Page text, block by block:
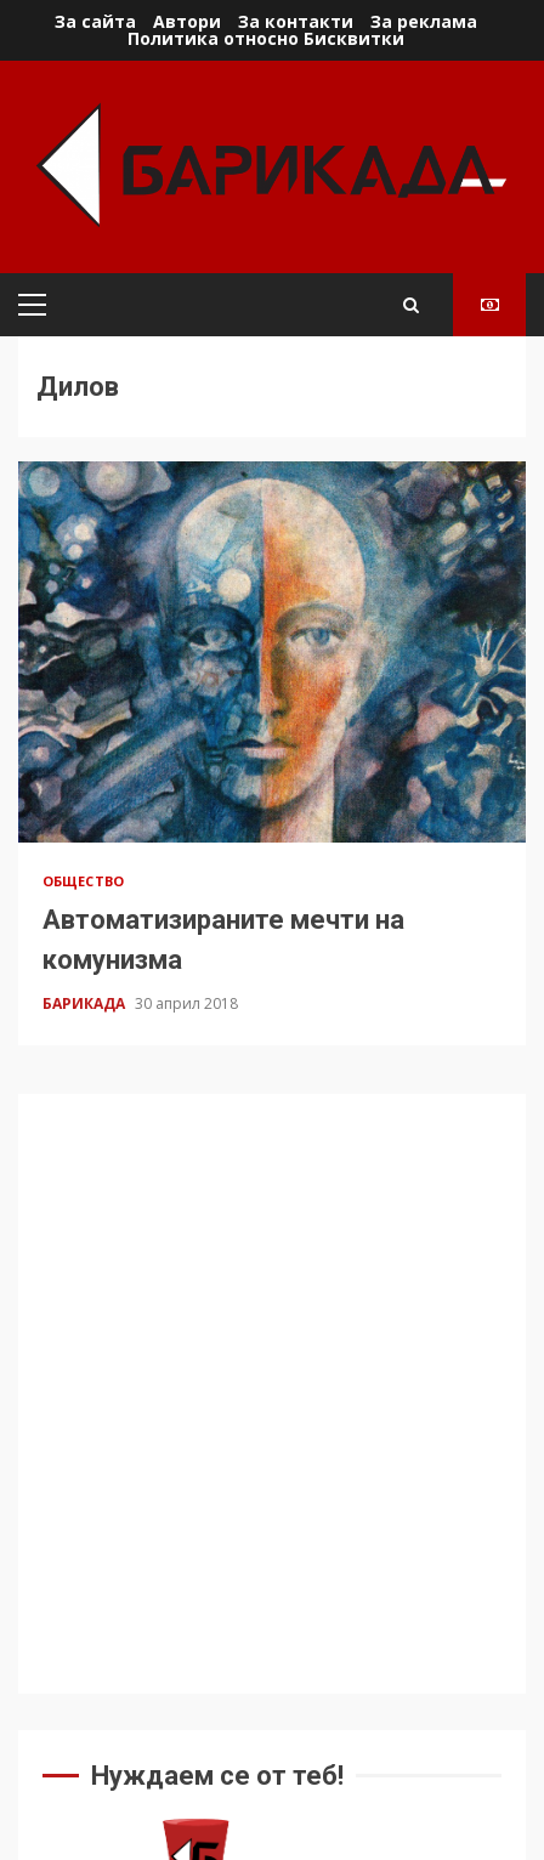
За сайта Автори За контакти За реклама
Политика относно Бисквитки
Primary
Дилов
ОБЩЕСТВО
Автоматизираните мечти на
комунизма
БАРИКАДА 30 април 2018
Нуждаем се от теб!